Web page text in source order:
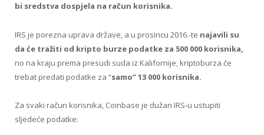
bi sredstva dospjela na račun korisnika.
IRS je porezna uprava države, a u prosincu 2016.-te najavili su
da će tražiti od kripto burze podatke za 500 000 korisnika,
no na kraju prema presudi suda iz Kalifornije, kriptoburza će
trebat predati podatke za “samo” 13 000 korisnika.
Za svaki račun korisnika, Coinbase je dužan IRS-u ustupiti
sljedeće podatke: